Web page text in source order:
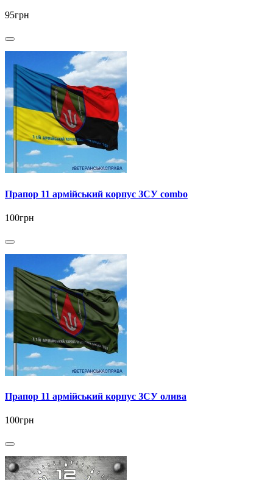
95грн
Прапор 11 армійський корпус ЗСУ combo
100грн
Прапор 11 армійський корпус ЗСУ олива
100грн